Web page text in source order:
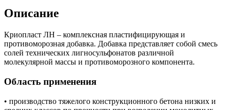
Описание
Криопласт ЛН – комплексная пластифицирующая и
противоморозная добавка. Добавка представляет собой смесь
солей технических лигносульфонатов различной
молекулярной массы и противоморозного компонента.
Область применения
• производство тяжелого конструкционного бетона низких и